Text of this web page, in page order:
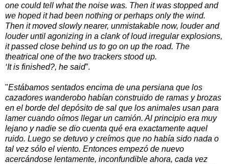
one could tell what the noise was. Then it was stopped and
we hoped it had been nothing or perhaps only the wind.
Then it moved slowly nearer, unmistakable now, louder and
louder until agonizing in a clank of loud irregular explosions,
it passed close behind us to go on up the road. The
theatrical one of the two trackers stood up.
‘It is finished?, he said”.
"Estábamos sentados encima de una persiana que los
cazadores wanderobo habían construido de ramas y brozas
en el borde del depósito de sal que los animales usan para
lamer cuando oímos llegar un camión. Al principio era muy
lejano y nadie se dio cuenta qué era exactamente aquel
ruido. Luego se detuvo y creímos que no había sido nada o
tal vez sólo el viento. Entonces empezó de nuevo
acercándose lentamente, inconfundible ahora, cada vez